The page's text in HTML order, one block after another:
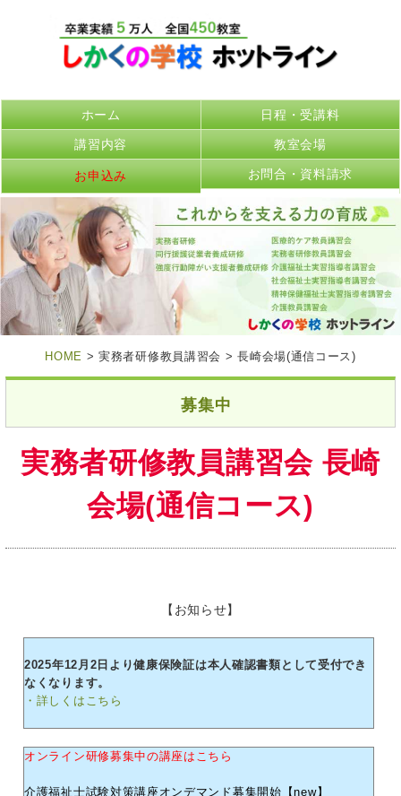
ホーム 日程・受講料
講習内容 教室会場
お申込み お問合・資料請求
HOME > 実務者研修教員講習会 > 長崎会場(通信コース)
募集中
実務者研修教員講習会 長崎
会場(通信コース)
【お知らせ】
2025年12月2日より健康保険証は本人確認書類として受付でき
なくなります。
・詳しくはこちら
オンライン研修募集中の講座はこちら
介護福祉士試験対策講座オンデマンド募集開始【new】